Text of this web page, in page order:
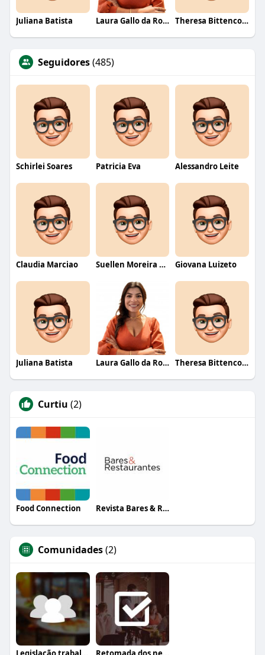
Juliana Batista Laura Gallo da Rosa Theresa Bittencourt
Seguidores(485)
Schirlei Soares Patricia Eva Alessandro Leite
Claudia Marciao Suellen Moreira Parente de Oliveira Giovana Luizeto
Juliana Batista Laura Gallo da Rosa Theresa Bittencourt
Curtiu (2)
Food Connection Revista Bares & Restaurantes
Comunidades(2)